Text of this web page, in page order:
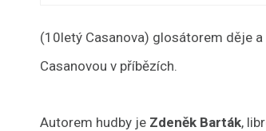
(10letý Casanova) glosátorem děje
Casanovou v příbězích.
Autorem hudby je Zdeněk Barták,